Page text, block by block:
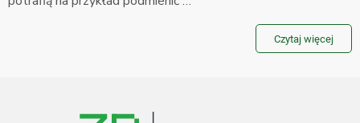
Czytaj więcej